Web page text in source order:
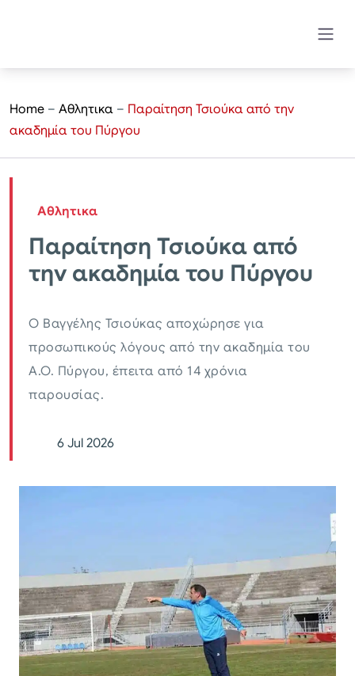
Home – Αθλητικα – Παραίτηση Τσιούκα από την
ακαδημία του Πύργου
Αθλητικα
Παραίτηση Τσιούκα από
την ακαδημία του Πύργου
Ο Βαγγέλης Τσιούκας αποχώρησε για
προσωπικούς λόγους από την ακαδημία του
Α.Ο. Πύργου, έπειτα από 14 χρόνια
παρουσίας.
6 Jul 2026